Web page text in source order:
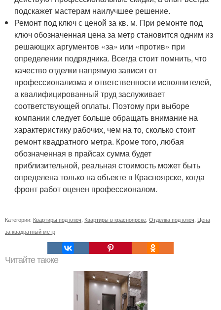
подскажет мастерам наилучшее решение.
Ремонт под ключ с ценой за кв. м. При ремонте под
ключ обозначенная цена за метр становится одним из
решающих аргументов «за» или «против» при
определении подрядчика. Всегда стоит помнить, что
качество отделки напрямую зависит от
профессионализма и ответственности исполнителей,
а квалифицированный труд заслуживает
соответствующей оплаты. Поэтому при выборе
компании следует больше обращать внимание на
характеристику рабочих, чем на то, сколько стоит
ремонт квадратного метра. Кроме того, любая
обозначенная в прайсах сумма будет
приблизительной, реальная стоимость может быть
определена только на объекте в Красноярске, когда
фронт работ оценен профессионалом.
Категории: Квартиры под ключ Квартиры в красноярске Отделка под ключ Цена
за квадратный метр
Читайте также